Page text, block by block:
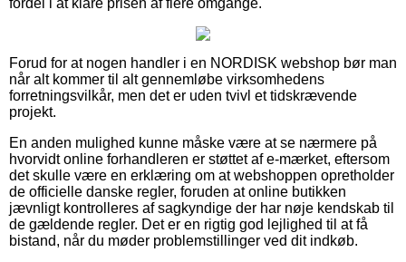
Forud for at nogen handler i en NORDISK webshop bør man
når alt kommer til alt gennemløbe virksomhedens
forretningsvilkår, men det er uden tvivl et tidskrævende
projekt.
En anden mulighed kunne måske være at se nærmere på
hvorvidt online forhandleren er støttet af e-mærket, eftersom
det skulle være en erklæring om at webshoppen opretholder
de officielle danske regler, foruden at online butikken
jævnligt kontrolleres af sagkyndige der har nøje kendskab til
de gældende regler. Det er en rigtig god lejlighed til at få
bistand, når du møder problemstillinger ved dit indkøb.